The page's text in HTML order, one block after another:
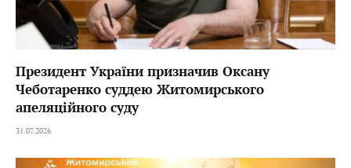
Президент України призначив Оксану
Чеботаренко суддею Житомирського
апеляційного суду
31.07.2026